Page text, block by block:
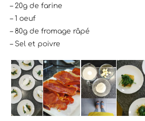
– 20g de farine
– 1 oeuf
– 80g de fromage râpé
– Sel et poivre